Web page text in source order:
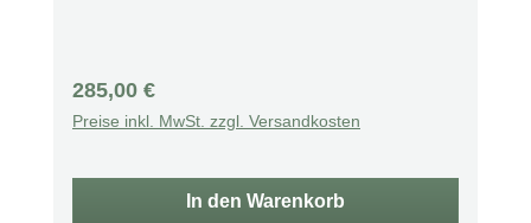
100 Kapseln Niacin 500mg 60 Kapseln
E-400IU 150 Softgels Evening Primrose
Regulärer Preis:
285,00 €
Preise inkl. MwSt. zzgl. Versandkosten
In den Warenkorb